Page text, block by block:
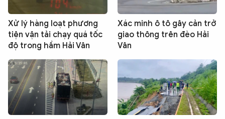
Xử lý hàng loạt phương
tiện vận tải chạy quá tốc
độ trong hầm Hải Vân
Xác minh ô tô gây cản trở
giao thông trên đèo Hải
Vân